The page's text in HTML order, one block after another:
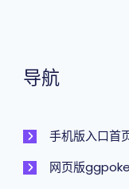
导航
手机版入口首
网页版